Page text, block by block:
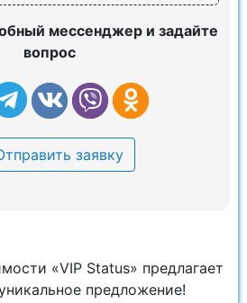
мессенджер и задайте
вопрос
заявку
«VIP Status» предлагает
предложение!